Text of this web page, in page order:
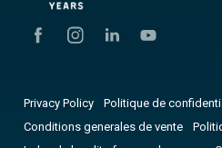
Privacy Policy Politique de
Conditions generales de vente